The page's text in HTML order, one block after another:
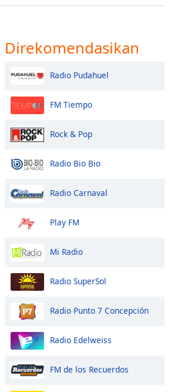
Direkomendasikan
Radio Pudahuel
FM Tiempo
Rock & Pop
Radio Bio Bio
Radio Carnaval
Play FM
Mi Radio
Radio SuperSol
Radio Punto 7 Concepción
Radio Edelweiss
FM de los Recuerdos